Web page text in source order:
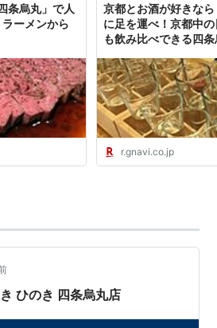
条烏丸」で人
ーメンから
京都とお酒が好きな
に足を運べ！京都中
も飲み比べできる四
r.gnavi.co.jp
ひのき 四条烏丸店